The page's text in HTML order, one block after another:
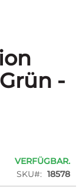
-
VERFÜGBAR.
SKU
18578